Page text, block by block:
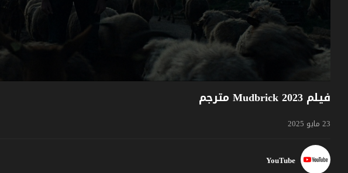
فيلم Mudbrick 2023 مترجم
23 مايو 2025
YouTube